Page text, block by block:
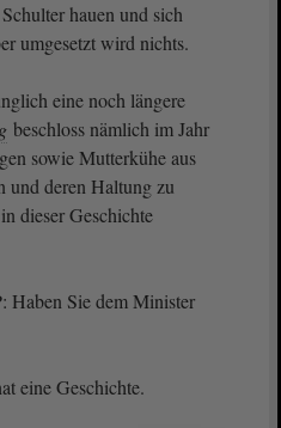
hauen und sich
umgesetzt wird nichts.
eine noch längere
beschloss nämlich im Jahr
sowie Mutterkühe aus
und deren Haltung zu
dieser Geschichte
Haben Sie dem Minister
eine Geschichte.